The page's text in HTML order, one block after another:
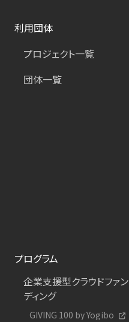
利用団体
プロジェクト一覧
団体一覧
プログラム
企業支援型クラウドファン
ディング
GIVING 100 by Yogibo